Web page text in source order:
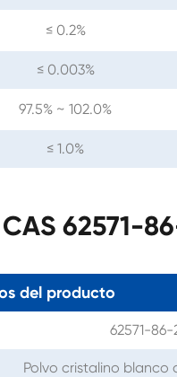
≤ 0.2%
≤ 0.003%
97.5% ~ 102.0%
≤ 1.0%
62571-
del producto
62571-86-
Polvo cristalino blanco